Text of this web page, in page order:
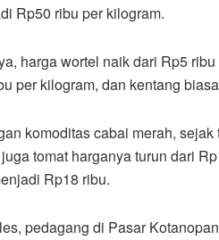
Rp50 ribu per kilogram.
harga wortel naik dari Rp5
per kilogram, dan kentang
komoditas cabai merah,
tomat harganya turun dari
Rp18 ribu.
pedagang di Pasar